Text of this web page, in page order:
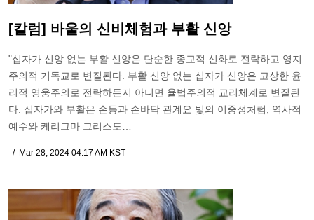
[칼럼] 바울의 신비체험과 부활 신앙
"십자가 신앙 없는 부활 신앙은 단순한 종교적 신화로 전락하고 영지
주의적 기독교로 변질된다. 부활 신앙 없는 십자가 신앙은 고상한 윤
리적 영웅주의로 전락하든지 아니면 율법주의적 교리체계로 변질된
다. 십자가와 부활은 손등과 손바닥 관계요 빛의 이중성처럼, 역사적
예수와 케리그마 그리스도…
Mar 28, 2024 04:17 AM KST